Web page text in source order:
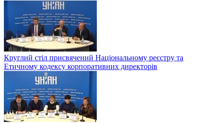
Круглий стіл присвячений Національному реєстру та
Етичному кодексу корпоративних директорів